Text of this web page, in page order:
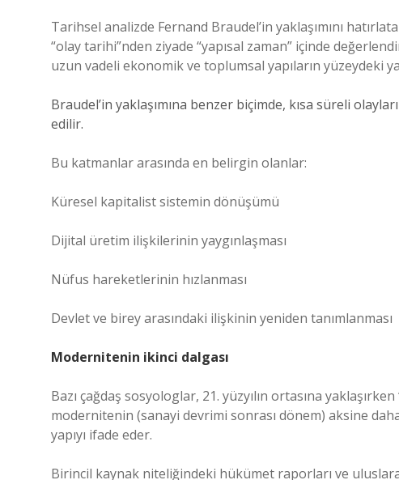
Tarihsel analizde Fernand Braudel’in yaklaşımını
“olay tarihi”nden ziyade “yapısal zaman” içinde
uzun vadeli ekonomik ve toplumsal yapıların yüzeydeki
Braudel’in yaklaşımına benzer biçimde, kısa süreli
edilir.
Bu katmanlar arasında en belirgin olanlar:
Küresel kapitalist sistemin dönüşümü
Dijital üretim ilişkilerinin yaygınlaşması
Nüfus hareketlerinin hızlanması
Devlet ve birey arasındaki ilişkinin yeniden tanımlanması
Modernitenin ikinci dalgası
Bazı çağdaş sosyologlar, 21. yüzyılın ortasına
modernitenin (sanayi devrimi sonrası dönem) aksine
yapıyı ifade eder.
Birincil kaynak niteliğindeki hükümet raporları ve